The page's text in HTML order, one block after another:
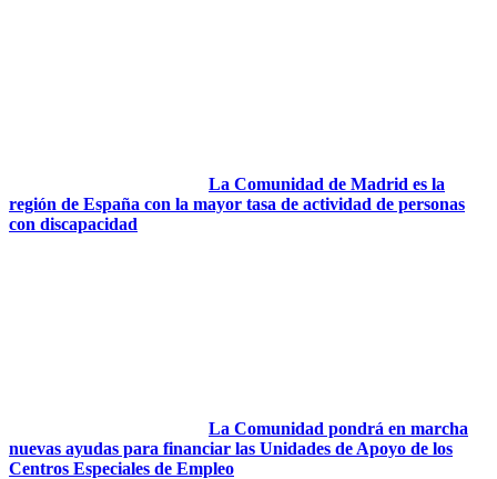
La Comunidad de Madrid es la
región de España con la mayor tasa de actividad de personas
con discapacidad
La Comunidad pondrá en marcha
nuevas ayudas para financiar las Unidades de Apoyo de los
Centros Especiales de Empleo